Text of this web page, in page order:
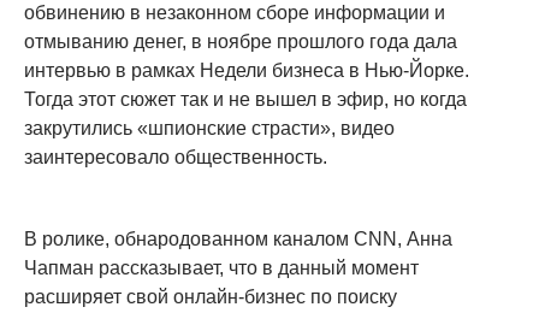
обвинению в незаконном сборе информации и
отмыванию денег, в ноябре прошлого года дала
интервью в рамках Недели бизнеса в Нью-Йорке.
Тогда этот сюжет так и не вышел в эфир, но когда
закрутились «шпионские страсти», видео
заинтересовало общественность.
В ролике, обнародованном каналом CNN, Анна
Чапман рассказывает, что в данный момент
расширяет свой онлайн-бизнес по поиску